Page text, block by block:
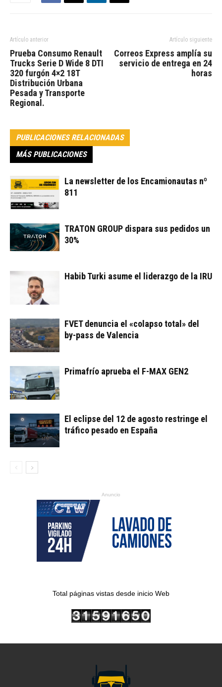
Artículo anterior
Prueba Consumo Renault
Trucks Serie D Wide 8 DTI
320 furgón 4×2 18T
Distribución Urbana
Pesada y Transporte
Regional.
Artículo siguiente
Correos Express amplía su
servicio de entrega en 24
horas
PUBLICACIONES RELACIONADAS
MÁS PUBLICACIONES
La newsletter de los Encamionautas nº
811
TRATON GROUP dispara sus pedidos un
30%
Habib Turki asume el liderazgo de la IRU
FVET denuncia el «colapso total» del
by-pass de Valencia
Primafrío aprueba el F-MAX GEN2
El eclipse del 12 de agosto restringe el
tráfico pesado en España
Anuncio
Total páginas vistas desde inicio Web